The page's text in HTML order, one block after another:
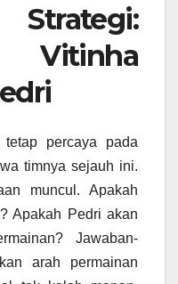
Strategi:
Vitinha
percaya pada
timnya sejauh ini.
muncul. Apakah
Apakah Pedri akan
Jawaban-
arah permainan